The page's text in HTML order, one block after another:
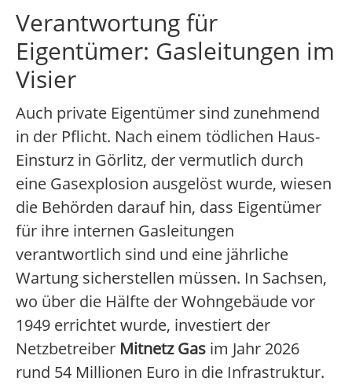
Verantwortung für
Eigentümer: Gasleitungen im
Visier
Auch private Eigentümer sind zunehmend
in der Pflicht. Nach einem tödlichen Haus-
Einsturz in Görlitz, der vermutlich durch
eine Gasexplosion ausgelöst wurde, wiesen
die Behörden darauf hin, dass Eigentümer
für ihre internen Gasleitungen
verantwortlich sind und eine jährliche
Wartung sicherstellen müssen. In Sachsen,
wo über die Hälfte der Wohngebäude vor
1949 errichtet wurde, investiert der
Netzbetreiber Mitnetz Gas im Jahr 2026
rund 54 Millionen Euro in die Infrastruktur.